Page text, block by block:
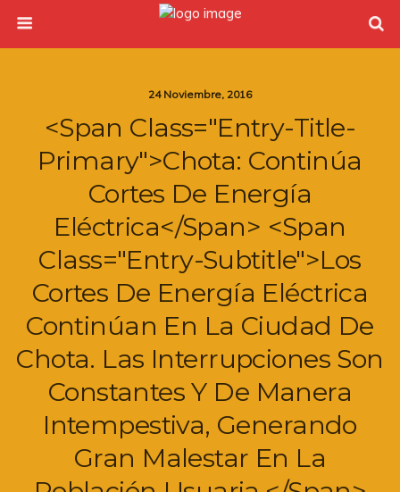
24 Noviembre, 2016
<span Class="entry-Title-
Primary">Chota: Continúa
Cortes De Energía
Eléctrica</span> <span
Class="entry-Subtitle">Los
Cortes De Energía Eléctrica
Continúan En La Ciudad De
Chota. Las Interrupciones Son
Constantes Y De Manera
Intempestiva, Generando
Gran Malestar En La